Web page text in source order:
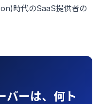
時代のSaaS提供者の
バーは、何ト